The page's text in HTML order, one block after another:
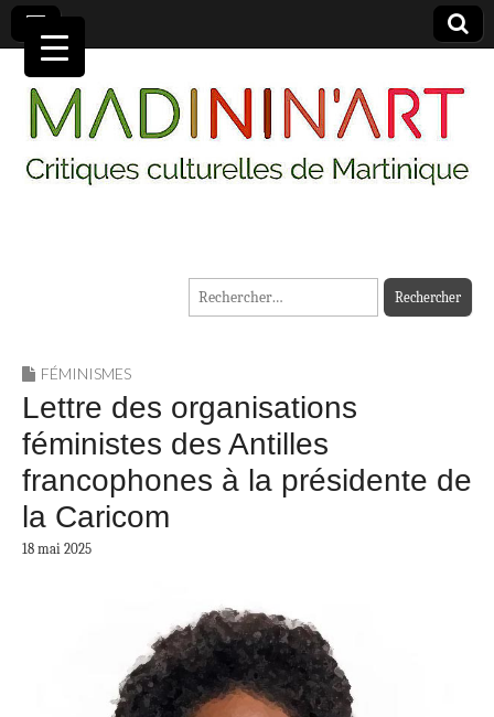
MADININ'ART
Rechercher :
FÉMINISMES
Lettre des organisations
féministes des Antilles
francophones à la présidente de
la Caricom
18 mai 2025